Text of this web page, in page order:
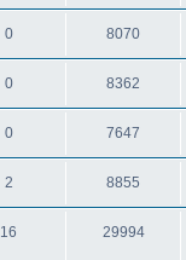
0 8070
0 8362
0 7647
2 8855
16 29994